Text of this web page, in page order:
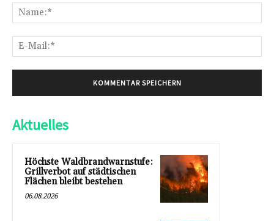
Aktuelles
Höchste Waldbrandwarnstufe:
Grillverbot auf städtischen
Flächen bleibt bestehen
06.08.2026